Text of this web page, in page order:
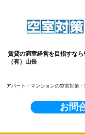
賃貸の満室経営を目指すな
（有）山長
お問
アパート・マンションの空室対策